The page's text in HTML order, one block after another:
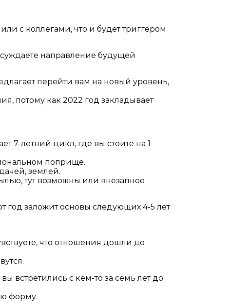
с коллегами, что и будет триггером
направление будущей
перейти вам на новый уровень,
потому как 2022 год закладывает
7-летний цикл, где вы стоите на 1
поприще.
землей.
тут возможны или внезапное
год заложит основы следующих 4-5 лет
что отношения дошли до
встретились с кем-то за семь лет до
форму.